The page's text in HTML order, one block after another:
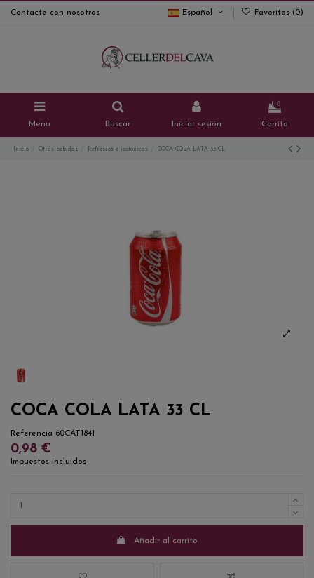
Contacte con nosotros Español Favoritos (0)
Menu Buscar Iniciar sesión
0
Carrito
Inicio Otras bebidas Refrescos e isotónicas COCA COLA LATA 33 CL
COCA COLA LATA 33 CL
Referencia 60CAT1841
0,98 €
Impuestos incluidos
Añadir al carrito